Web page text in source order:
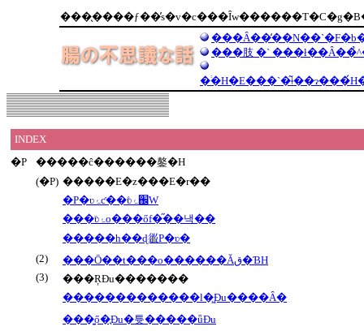
���肢 �`
INDEX
�P
�����ĉ������鏊�H
(�P) �����E�z���E�r��
�P�ʋۂƈ��ʋۂ̊֌W
���ʋۂ̏o���őf�̋��낵��
�����h��ɖ𗧂P�ʋ�
(2)
���Ō��t���o������Ăق�ƁH
(3)
���ŖƉu�������
�������������l�͖Ɖu����Ȃ�
���͍ő�̖Ɖu�튯�����ǖƉu